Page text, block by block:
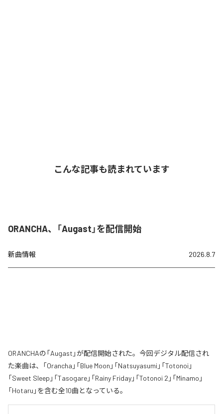
こんな記事も読まれています
ORANCHA、「Augast」を配信開始
新曲情報 2026.8.7
ORANCHAの「Augast」が配信開始された。今回デジタル配信され
た楽曲は、「Orancha」「Blue Moon」「Natsuyasumi」「Totonoi」
「Sweet Sleep」「Tasogare」「Rainy Friday」「Totonoi 2」「Minamo」
「Hotaru」を含む全10曲となっている。